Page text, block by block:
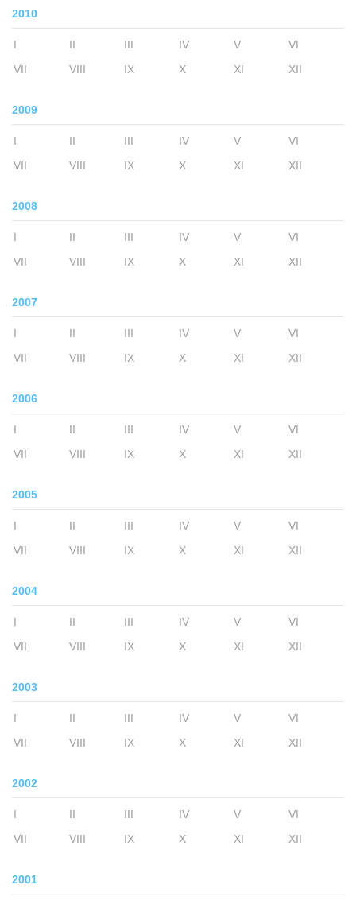
2010
I II III IV V
VI
VII
VIII IX X XI XII
2009
I II III IV V
VI
VII
VIII IX X XI XII
2008
I II III IV V
VI
VII
VIII IX X XI XII
2007
I II III IV V
VI
VII
VIII IX X XI XII
2006
I II III IV V
VI
VII
VIII IX X XI XII
2005
I II III IV V
VI
VII
VIII IX X XI XII
2004
I II III IV V
VI
VII
VIII IX X XI XII
2003
I II III IV V
VI
VII
VIII IX X XI XII
2002
I II III IV V
VI
VII
VIII IX X XI XII
2001